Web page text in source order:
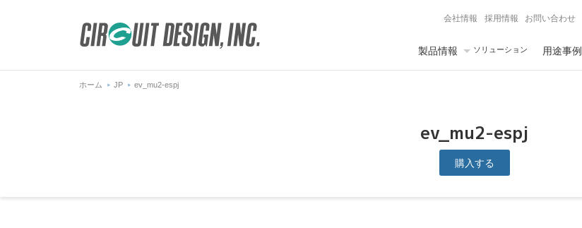
会社情報 採用情報 お問い合わせ
製品情報 ソリューション 用途事例
ホーム JP ev_mu2-espj
ev_mu2-espj
購入する